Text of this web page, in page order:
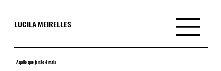
LUCILA MEIRELLES
Aquilo que já não é mais